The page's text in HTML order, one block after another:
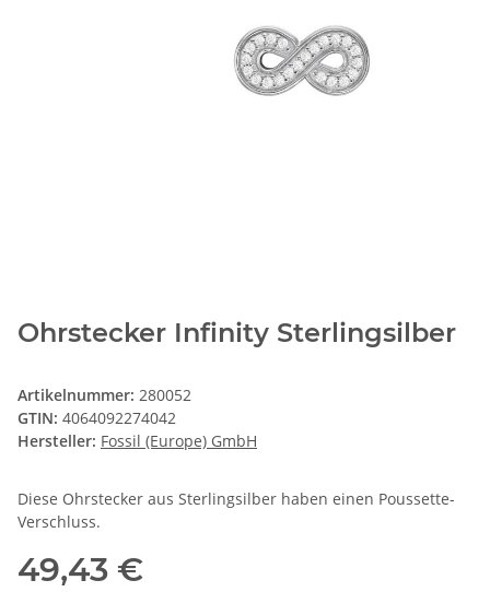
Ohrstecker Infinity Sterlingsilber
Artikelnummer: 280052
GTIN: 4064092274042
Hersteller: Fossil (Europe) GmbH
Diese Ohrstecker aus Sterlingsilber haben einen Poussette-
Verschluss.
49,43 €